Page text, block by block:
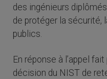
des ingénieurs
de protéger la sécurité,
publics.
En réponse à l’appel
décision du NIST de